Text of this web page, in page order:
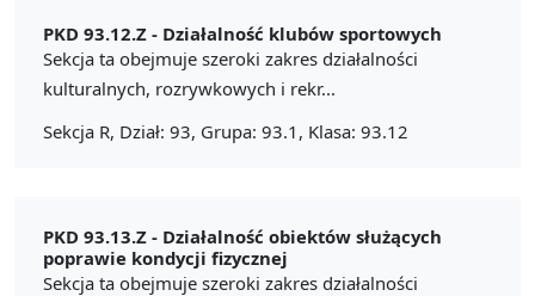
PKD 93.12.Z - Działalność klubów sportowych
Sekcja ta obejmuje szeroki zakres działalności
kulturalnych, rozrywkowych i rekr...
Sekcja R, Dział: 93, Grupa: 93.1, Klasa: 93.12
PKD 93.13.Z - Działalność obiektów służących
poprawie kondycji fizycznej
Sekcja ta obejmuje szeroki zakres działalności